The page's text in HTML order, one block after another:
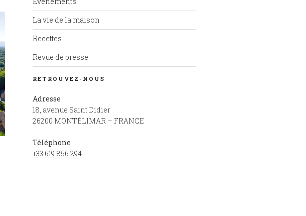
La vie de la maison
Recettes
Revue de presse
RETROUVEZ-NOUS
Adresse
18, avenue Saint Didier
26200 MONTÉLIMAR – FRANCE
Téléphone
+33 619 856 294